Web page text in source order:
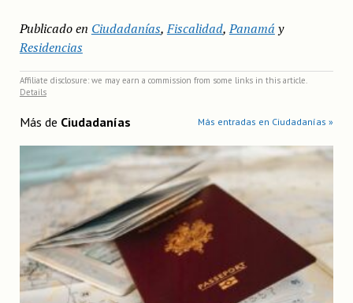
Publicado en Ciudadanías,Fiscalidad,Panamá y
Residencias
Affiliate disclosure: we may earn a commission from some links in this article.
Details
Más de Ciudadanías Más entradas en Ciudadanías »